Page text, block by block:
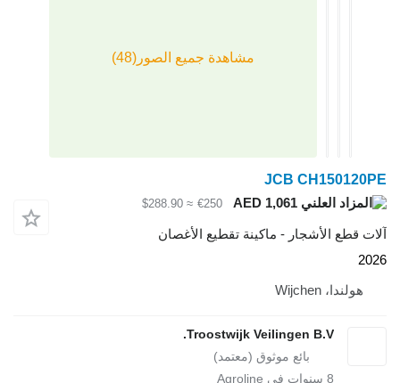
JCB
AED 1,061
€250
≈ $288.90
- ماكينة تقطيع الأغصان
Troostwijk Veilingen
سنوات في Agroline